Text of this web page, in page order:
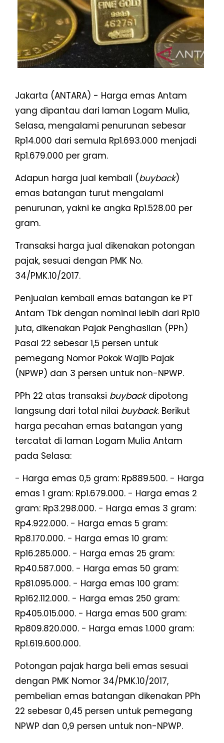
Jakarta (ANTARA) - Harga emas Antam
yang dipantau dari laman Logam Mulia,
Selasa, mengalami penurunan sebesar
Rp14.000 dari semula Rp1.693.000 menjadi
Rp1.679.000 per gram.
Adapun harga jual kembali (buyback)
emas batangan turut mengalami
penurunan, yakni ke angka Rp1.528.00 per
gram.
Transaksi harga jual dikenakan potongan
pajak, sesuai dengan PMK No.
34/PMK.10/2017.
Penjualan kembali emas batangan ke PT
Antam Tbk dengan nominal lebih dari Rp10
juta, dikenakan Pajak Penghasilan (PPh)
Pasal 22 sebesar 1,5 persen untuk
pemegang Nomor Pokok Wajib Pajak
(NPWP) dan 3 persen untuk non-NPWP.
PPh 22 atas transaksi buybackdipotong
langsung dari total nilai buyback. Berikut
harga pecahan emas batangan yang
tercatat di laman Logam Mulia Antam
pada Selasa:
- Harga emas 0,5 gram: Rp889.500. - Harga
emas 1 gram: Rp1.679.000. - Harga emas 2
gram: Rp3.298.000. - Harga emas 3 gram:
Rp4.922.000. - Harga emas 5 gram:
Rp8.170.000. - Harga emas 10 gram:
Rp16.285.000. - Harga emas 25 gram:
Rp40.587.000. - Harga emas 50 gram:
Rp81.095.000. - Harga emas 100 gram:
Rp162.112.000. - Harga emas 250 gram:
Rp405.015.000. - Harga emas 500 gram:
Rp809.820.000. - Harga emas 1.000 gram:
Rp1.619.600.000.
Potongan pajak harga beli emas sesuai
dengan PMK Nomor 34/PMK.10/2017,
pembelian emas batangan dikenakan PPh
22 sebesar 0,45 persen untuk pemegang
NPWP dan 0,9 persen untuk non-NPWP.